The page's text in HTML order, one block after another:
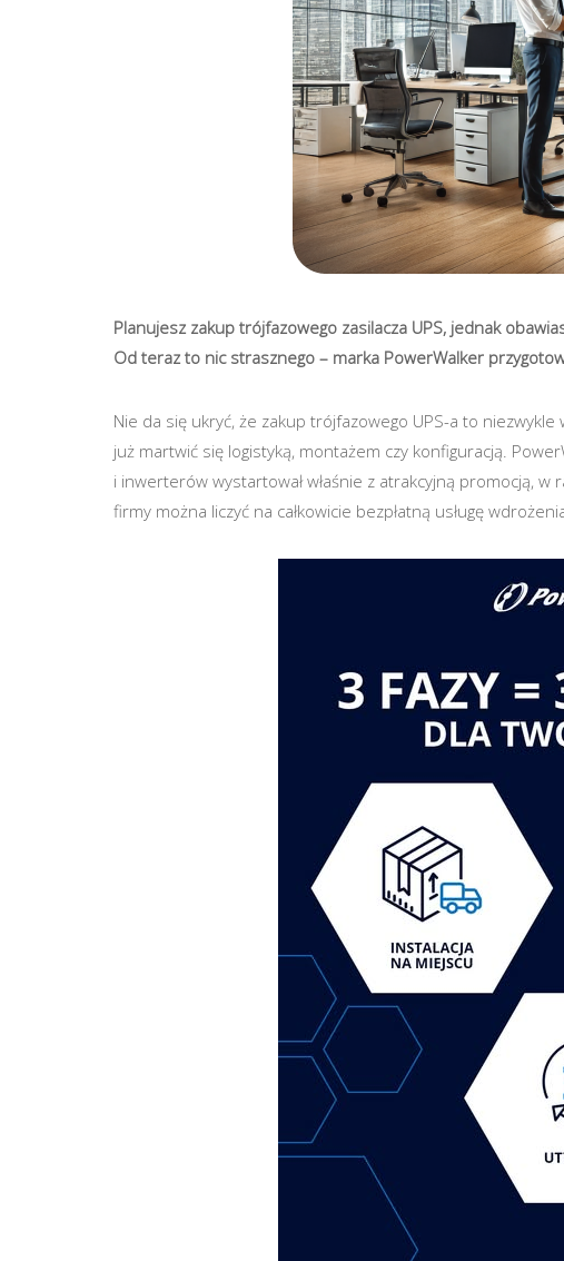
Planujesz zakup trójfazowego zasilacza UPS, jednak
Od teraz to nic strasznego – marka PowerWalker
Nie da się ukryć, że zakup trójfazowego UPS-a to
już martwić się logistyką, montażem czy konfiguracją.
i inwerterów wystartował właśnie z atrakcyjną promocją,
firmy można liczyć na całkowicie bezpłatną usługę